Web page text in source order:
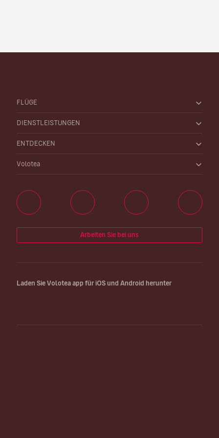
FLÜGE
DIENSTLEISTUNGEN
ENTDECKEN
Volotea
Arbeiten Sie bei uns
Laden Sie Volotea app für iOS und Android herunter